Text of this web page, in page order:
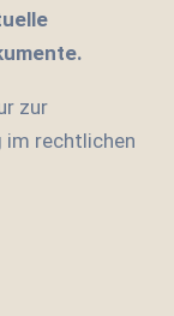
zur
im rechtlichen